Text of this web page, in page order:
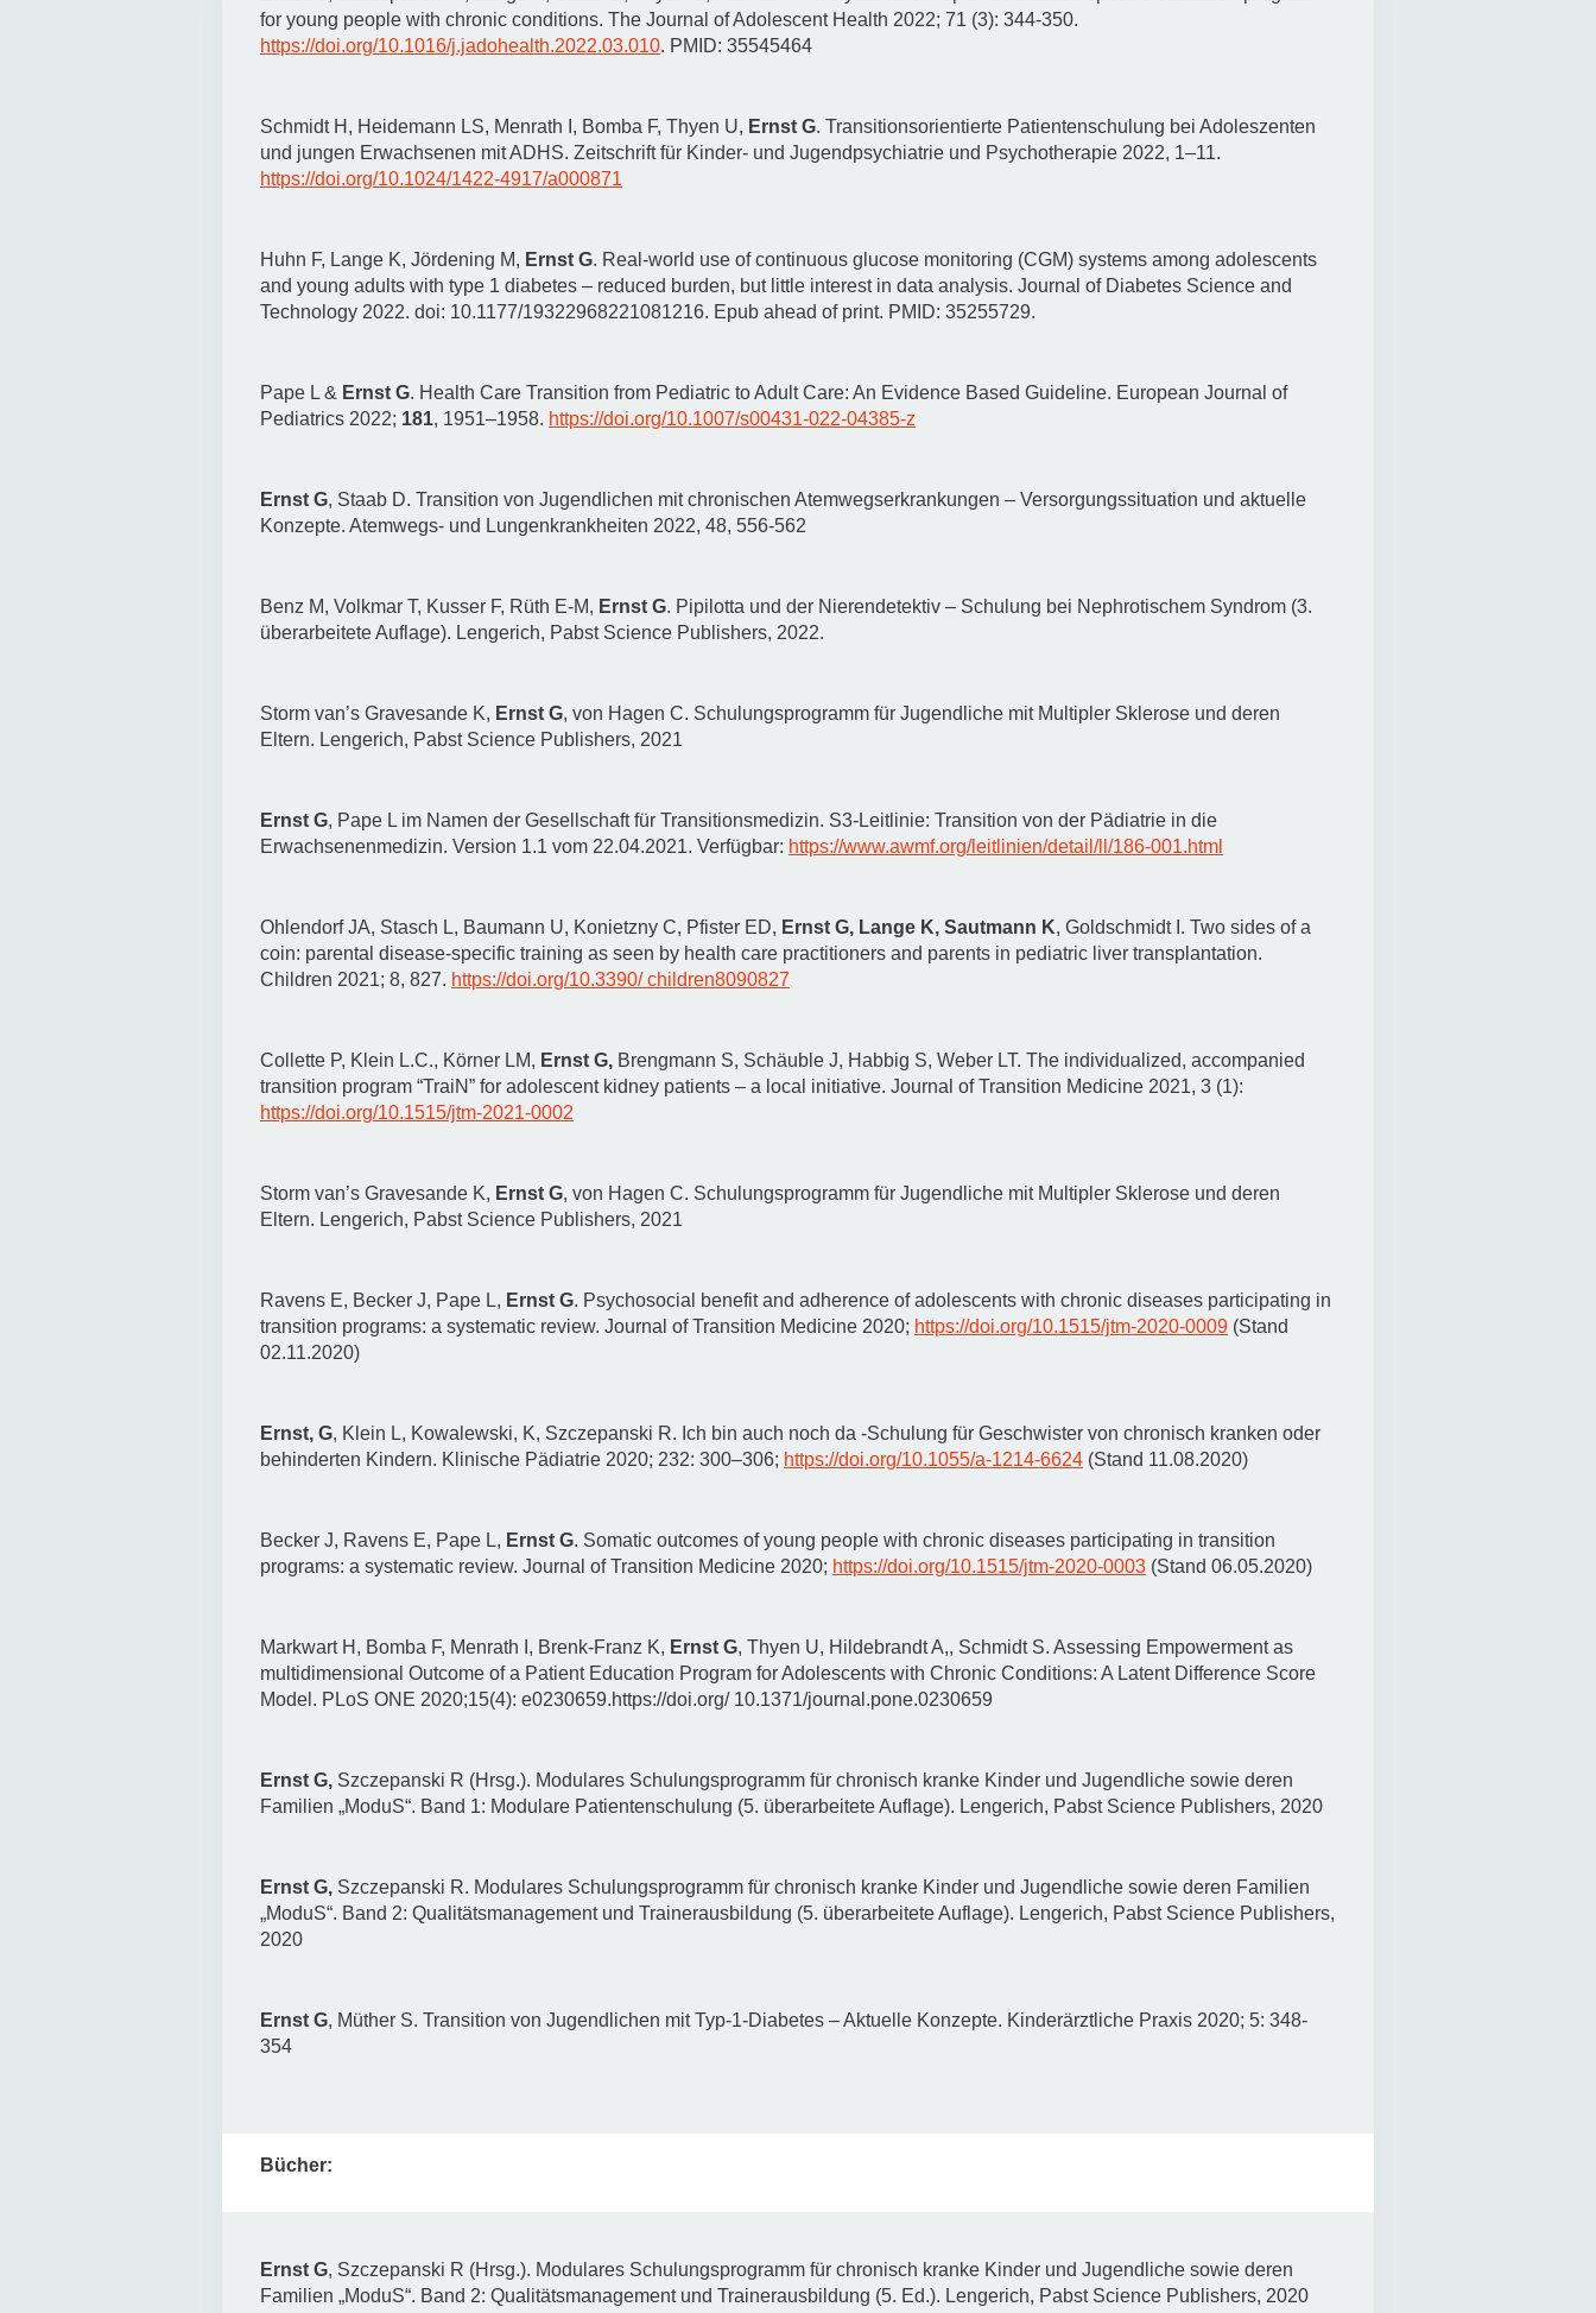
Zentrale Forschungseinrichtung Elektronenmikroskopie
Hannover Biomedical Research School (HBRS)
Forschungsdatenpolicy
Forschungsinformationssystem
Dekanin für Forschung und Transfer und
Forschungskommission
GWP-Kommission
Ombudswesen und Ombudsperson
Für Lebenswissenschaftler:innen
Für Partner:innen & Investor:innen
for young people with chronic conditions. The Journal of Adolescent Health 2022; 71 (3): 344-350.
https://doi.org/10.1016/j.jadohealth.2022.03.010. PMID: 35545464
Schmidt H, Heidemann LS, Menrath I, Bomba F, Thyen U, Ernst G. Transitionsorientierte Patientenschulung bei Adoleszenten
und jungen Erwachsenen mit ADHS. Zeitschrift für Kinder- und Jugendpsychiatrie und Psychotherapie 2022, 1–11.
https://doi.org/10.1024/1422-4917/a000871
Huhn F, Lange K, Jördening M, Ernst G. Real-world use of continuous glucose monitoring (CGM) systems among adolescents
and young adults with type 1 diabetes – reduced burden, but little interest in data analysis. Journal of Diabetes Science and
Technology 2022. doi: 10.1177/19322968221081216. Epub ahead of print. PMID: 35255729.
Pape L & Ernst G. Health Care Transition from Pediatric to Adult Care: An Evidence Based Guideline. European Journal of
Pediatrics 2022; 181, 1951–1958. https://doi.org/10.1007/s00431-022-04385-z
Ernst G, Staab D. Transition von Jugendlichen mit chronischen Atemwegserkrankungen – Versorgungssituation und aktuelle
Konzepte. Atemwegs- und Lungenkrankheiten 2022, 48, 556-562
Benz M, Volkmar T, Kusser F, Rüth E-M, Ernst G. Pipilotta und der Nierendetektiv – Schulung bei Nephrotischem Syndrom (3.
überarbeitete Auflage). Lengerich, Pabst Science Publishers, 2022.
Storm van’s Gravesande K, Ernst G, von Hagen C. Schulungsprogramm für Jugendliche mit Multipler Sklerose und deren
Eltern. Lengerich, Pabst Science Publishers, 2021
Ernst G, Pape L im Namen der Gesellschaft für Transitionsmedizin. S3-Leitlinie: Transition von der Pädiatrie in die
Erwachsenenmedizin. Version 1.1 vom 22.04.2021. Verfügbar: https://www.awmf.org/leitlinien/detail/ll/186-001.html
Ohlendorf JA, Stasch L, Baumann U, Konietzny C, Pfister ED, Ernst G, Lange K, Sautmann K, Goldschmidt I. Two sides of a
coin: parental disease-specific training as seen by health care practitioners and parents in pediatric liver transplantation.
Children 2021; 8, 827. https://doi.org/10.3390/ children8090827
Collette P, Klein L.C., Körner LM, Ernst G, Brengmann S, Schäuble J, Habbig S, Weber LT. The individualized, accompanied
transition program “TraiN” for adolescent kidney patients – a local initiative. Journal of Transition Medicine 2021, 3 (1):
https://doi.org/10.1515/jtm-2021-0002
Storm van’s Gravesande K, Ernst G, von Hagen C. Schulungsprogramm für Jugendliche mit Multipler Sklerose und deren
Eltern. Lengerich, Pabst Science Publishers, 2021
Ravens E, Becker J, Pape L, Ernst G. Psychosocial benefit and adherence of adolescents with chronic diseases participating in
transition programs: a systematic review. Journal of Transition Medicine 2020; https://doi.org/10.1515/jtm-2020-0009 (Stand
02.11.2020)
Ernst, G, Klein L, Kowalewski, K, Szczepanski R. Ich bin auch noch da -Schulung für Geschwister von chronisch kranken oder
behinderten Kindern. Klinische Pädiatrie 2020; 232: 300–306; https://doi.org/10.1055/a-1214-6624 (Stand 11.08.2020)
Becker J, Ravens E, Pape L, Ernst G. Somatic outcomes of young people with chronic diseases participating in transition
programs: a systematic review. Journal of Transition Medicine 2020; https://doi.org/10.1515/jtm-2020-0003 (Stand 06.05.2020)
Markwart H, Bomba F, Menrath I, Brenk-Franz K, Ernst G, Thyen U, Hildebrandt A,, Schmidt S. Assessing Empowerment as
multidimensional Outcome of a Patient Education Program for Adolescents with Chronic Conditions: A Latent Difference Score
Model. PLoS ONE 2020;15(4): e0230659.https://doi.org/ 10.1371/journal.pone.0230659
Ernst G, Szczepanski R (Hrsg.). Modulares Schulungsprogramm für chronisch kranke Kinder und Jugendliche sowie deren
Familien „ModuS“. Band 1: Modulare Patientenschulung (5. überarbeitete Auflage). Lengerich, Pabst Science Publishers, 2020
Ernst G, Szczepanski R. Modulares Schulungsprogramm für chronisch kranke Kinder und Jugendliche sowie deren Familien
„ModuS“. Band 2: Qualitätsmanagement und Trainerausbildung (5. überarbeitete Auflage). Lengerich, Pabst Science Publishers,
2020
Ernst G, Müther S. Transition von Jugendlichen mit Typ-1-Diabetes – Aktuelle Konzepte. Kinderärztliche Praxis 2020; 5: 348-
354
Bücher:
Ernst G, Szczepanski R (Hrsg.). Modulares Schulungsprogramm für chronisch kranke Kinder und Jugendliche sowie deren
Familien „ModuS“. Band 2: Qualitätsmanagement und Trainerausbildung (5. Ed.). Lengerich, Pabst Science Publishers, 2020